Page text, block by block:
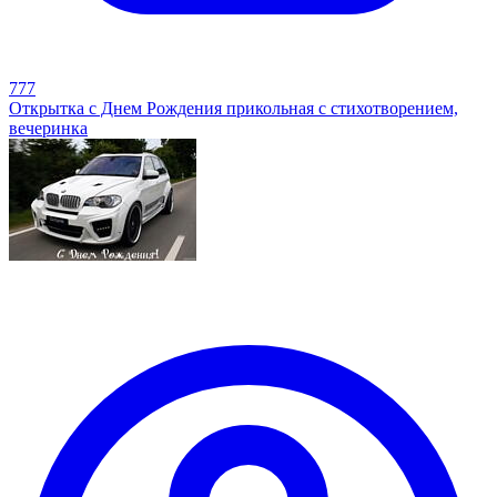
777
Открытка с Днем Рождения прикольная с стихотворением,
вечеринка